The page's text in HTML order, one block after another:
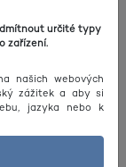
určité typy
zařízení.
našich webových
zážitek a aby si
jazyka nebo k